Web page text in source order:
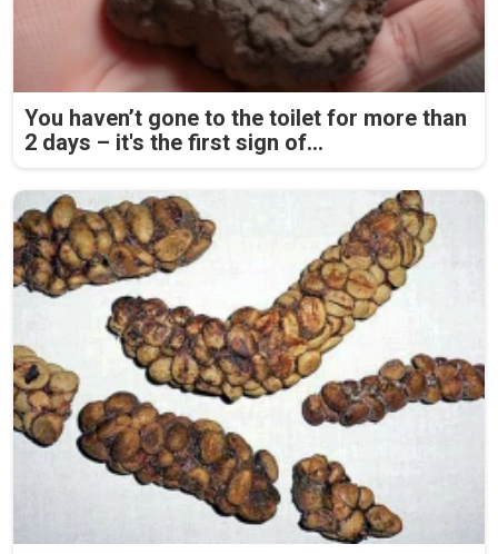
You haven’t gone to the toilet for more than
2 days – it's the first sign of...